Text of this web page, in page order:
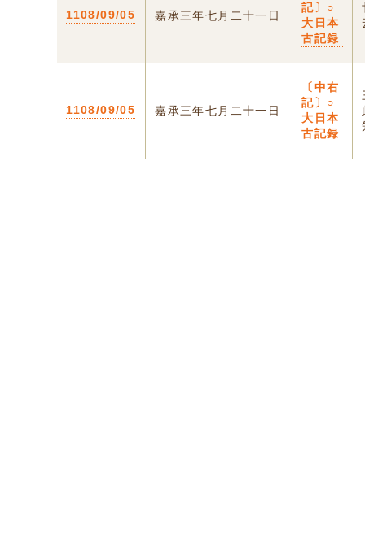
1108/09/05 嘉承三年七月二十一日
記〕○
大日本
古記録
1108/09/05 嘉承三年七月二十一日
〔中右
記〕○
大日本
古記録